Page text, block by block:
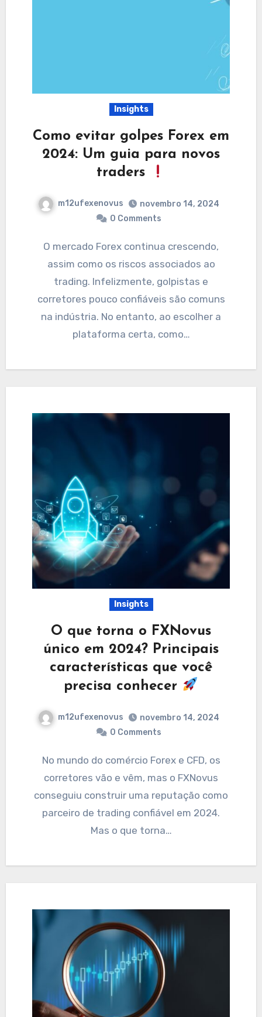
Insights
Como evitar golpes Forex em
2024: Um guia para novos
traders
m12ufexenovus
novembro 14, 2024
0 Comments
O mercado Forex continua crescendo,
assim como os riscos associados ao
trading. Infelizmente, golpistas e
corretores pouco confiáveis são comuns
na indústria. No entanto, ao escolher a
plataforma certa, como…
Insights
O que torna o FXNovus
único em 2024? Principais
características que você
precisa conhecer
m12ufexenovus
novembro 14, 2024
0 Comments
No mundo do comércio Forex e CFD, os
corretores vão e vêm, mas o FXNovus
conseguiu construir uma reputação como
parceiro de trading confiável em 2024.
Mas o que torna…